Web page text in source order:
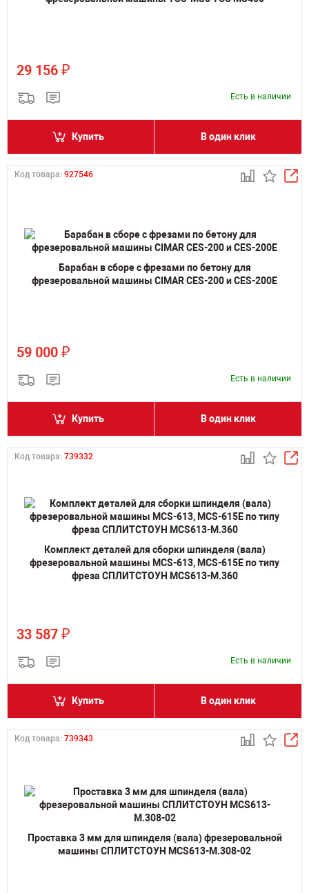
29 156 ₽
Есть в наличии
Купить В один клик
Код товара: 927546
Барабан в сборе с фрезами по бетону для
фрезеровальной машины CIMAR CES-200 и CES-200E
59 000 ₽
Есть в наличии
Купить В один клик
Код товара: 739332
Комплект деталей для сборки шпинделя (вала)
фрезеровальной машины MCS-613, MCS-615E по типу
фреза СПЛИТСТОУН MCS613-M.360
33 587 ₽
Есть в наличии
Купить В один клик
Код товара: 739343
Проставка 3 мм для шпинделя (вала) фрезеровальной
машины СПЛИТСТОУН MCS613-M.308-02